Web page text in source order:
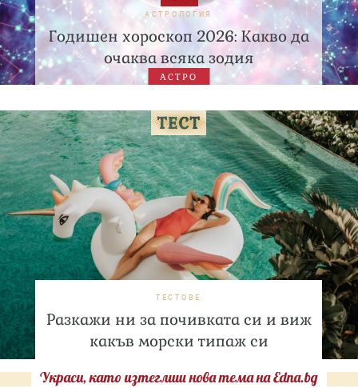
АСТРОЛОГИЯ
Годишен хороскоп 2026: Какво да
очаква всяка зодия
АСТРО
ТЕСТОВЕ
Разкажи ни за почивката си и виж
какъв морски типаж си
Украси, като изтеглиш нова тема на Edna.bg